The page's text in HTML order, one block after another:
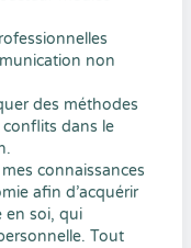
non
des méthodes
dans le
connaissances
afin d’acquérir
en soi, qui
Tout